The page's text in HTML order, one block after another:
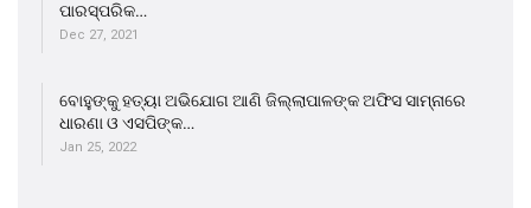
ପାରସ୍ପରିକ…
Dec 27, 2021
ବୋହୁଙ୍କୁ ହତ୍ୟା ଅଭିଯୋଗ ଆଣି ଜିଲ୍ଲାପାଳଙ୍କ ଅଫିସ ସାମ୍ନାରେ
ଧାରଣା ଓ ଏସପିଙ୍କ…
Jan 25, 2022